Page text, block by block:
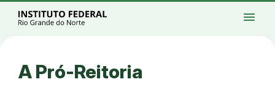
Ir para a página inicial
Ir para a busca
Alto contraste
menu
A Pró-Reitoria